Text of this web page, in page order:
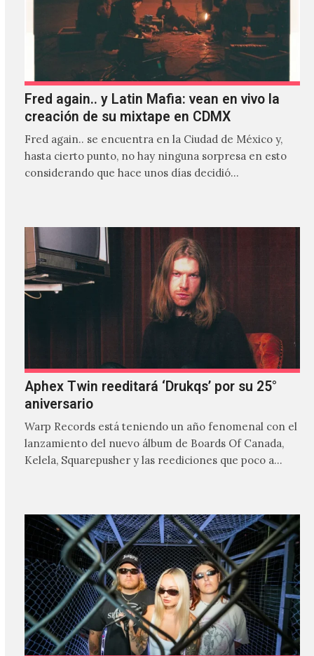
Fred again.. y Latin Mafia: vean en vivo la
creación de su mixtape en CDMX
Fred again.. se encuentra en la Ciudad de México y,
hasta cierto punto, no hay ninguna sorpresa en esto
considerando que hace unos días decidió…
Aphex Twin reeditará ‘Drukqs’ por su 25°
aniversario
Warp Records está teniendo un año fenomenal con el
lanzamiento del nuevo álbum de Boards Of Canada,
Kelela, Squarepusher y las reediciones que poco a…